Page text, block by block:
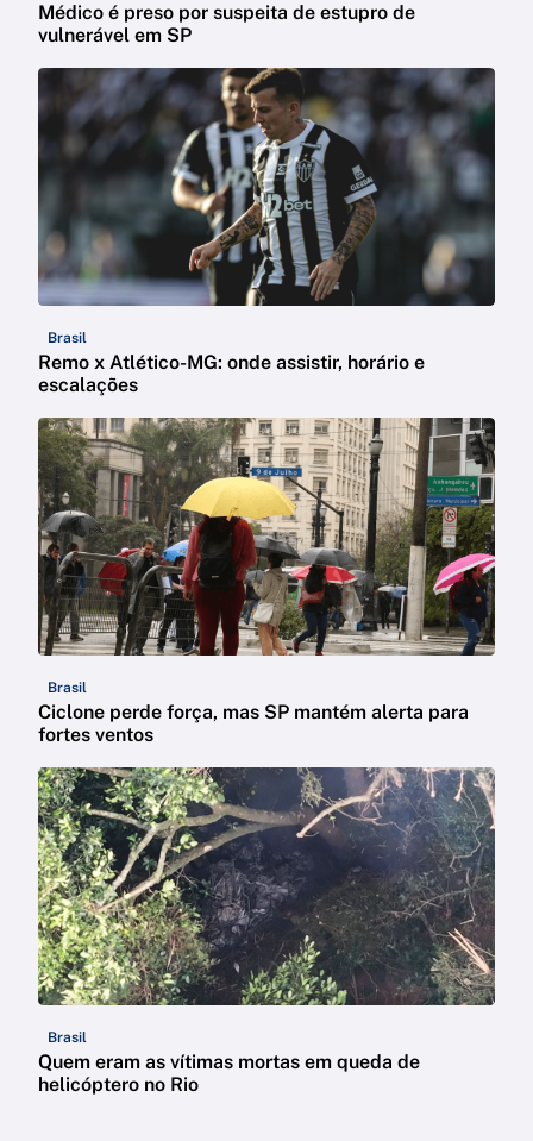
Médico é preso por suspeita de estupro de
vulnerável em SP
Brasil
Remo x Atlético-MG: onde assistir, horário e
escalações
Brasil
Ciclone perde força, mas SP mantém alerta para
fortes ventos
Brasil
Quem eram as vítimas mortas em queda de
helicóptero no Rio